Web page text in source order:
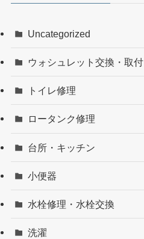
Uncategorized
ウォシュレット交換・取付
トイレ修理
ロータンク修理
台所・キッチン
小便器
水栓修理・水栓交換
洗濯